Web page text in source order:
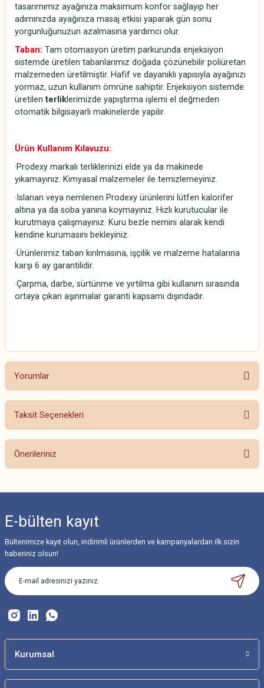
tasarımımız ayağınıza maksimum konfor sağlayıp her
adımınızda ayağınıza masaj etkisi yaparak gün sonu
yorgunluğunuzun azalmasına yardımcı olur.
Taban: Tam otomasyon üretim parkurunda enjeksiyon
sistemde üretilen tabanlarımız doğada çözünebilir poliüretan
malzemeden üretilmiştir. Hafif ve dayanıklı yapısıyla ayağınızı
yormaz, uzun kullanım ömrüne sahiptir. Enjeksiyon sistemde
üretilenterliklerimizde yapıştırma işlemi el değmeden
otomatik bilgisayarlı makinelerde yapılır.
Ürün Kullanım Kılavuzu:
·Prodexy markalı terliklerinizi elde ya da makinede
yıkamayınız. Kimyasal malzemeler ile temizlemeyiniz.
·Islanan veya nemlenen Prodexy ürünlerini lütfen kalorifer
altına ya da soba yanına koymayınız. Hızlı kurutucular ile
kurutmaya çalışmayınız. Kuru bezle nemini alarak kendi
kendine kurumasını bekleyiniz.
·Ürünlerimiz taban kırılmasına, işçilik ve malzeme hatalarına
karşı 6 ay garantilidir.
·Çarpma, darbe, sürtünme ve yırtılma gibi kullanım sırasında
ortaya çıkan aşınmalar garanti kapsamı dışındadır.
Yorumlar
Bu ürüne ilk yorumu siz yapın!
Taksit Seçenekleri
Önerileriniz
Görüş ve önerileriniz için teşekkür ederiz.
Ürün resmi kalitesiz, bozuk veya görüntülenemiyor.
Ürün açıklamasında eksik bilgiler bulunuyor.
Ürün bilgilerinde hatalar bulunuyor.
Bu ürüne benzer farklı alternatifler olmalı.
E-bülten kayıt
Bültenimize kayıt olun, indirimli ürünlerden ve kampanyalardan ilk sizin
haberiniz olsun!
Kurumsal